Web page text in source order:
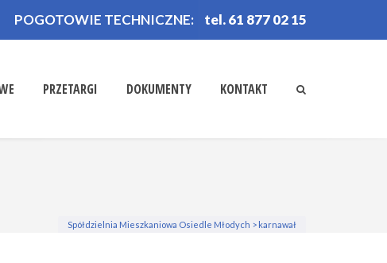
POGOTOWIE TECHNICZNE: tel. 61 877 02 15
PRZETARGI DOKUMENTY KONTAKT
Spółdzielnia Mieszkaniowa Osiedle Młodych > karnawał